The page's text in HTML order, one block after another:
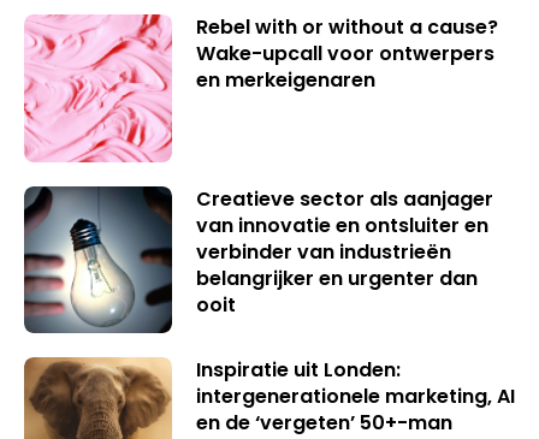
Rebel with or without a cause?
Wake-upcall voor ontwerpers
en merkeigenaren
Creatieve sector als aanjager
van innovatie en ontsluiter en
verbinder van industrieën
belangrijker en urgenter dan
ooit
Inspiratie uit Londen:
intergenerationele marketing, AI
en de ‘vergeten’ 50+-man